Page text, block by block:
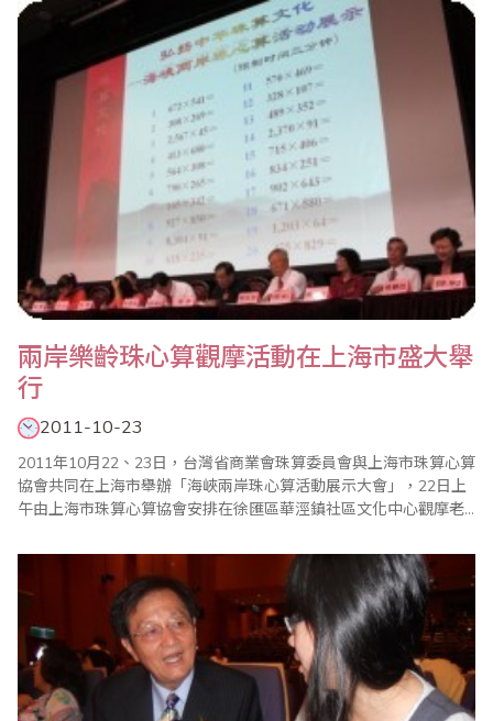
級上學期已能算出十口之五位數「唸心算」，認為不可多得，隨即
展開有計劃之培育，更利用每星期珠算課下課之短短十分鐘..
兩岸樂齡珠心算觀摩活動在上海市盛大舉
行
2011-10-23
2011年10月22、23日，台灣省商業會珠算委員會與上海市珠算心算
協會共同在上海市舉辦「海峽兩岸珠心算活動展示大會」，22日上
午由上海市珠算心算協會安排在徐匯區華涇鎮社區文化中心觀摩老
率四位67歲以上的長青選手在上海科學會堂進行心算表演，葉副理
事長並發表「『珠心算』-兒童的未來老人的將來」演說。兩天的活
動讓海峽兩岸與會的專家學者對於老年..